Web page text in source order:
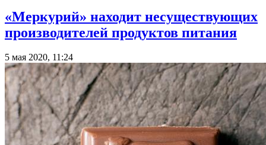
«Меркурий» находит несуществующих
производителей продуктов питания
5 мая 2020, 11:24